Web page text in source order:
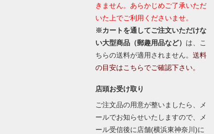
きません。あらかじめご了承いただ
いた上でご利用くださいませ。
※カートを通してご注文いただけな
い大型商品（郵趣用品など） は、こ
ちらの送料が適用されません。 送料
の目安はこちらでご確認下さい。
店頭お受け取り
ご注文品の用意が整いましたら、メ
ールでお知らせいたしますので、メ
ール受信後に店舗(横浜東神奈川)に